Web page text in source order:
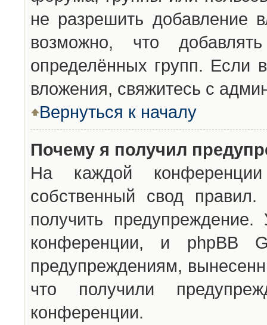
не разрешить добавление
возможно, что
определённых групп. Если
вложения, свяжитесь с
Вернуться к началу
Почему я получил
На каждой конференции
собственный свод
получить
конференции, и phpBB
предупреждениям,
что получили
конференции.